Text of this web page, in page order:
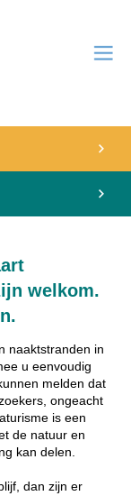
welkom.
naaktstranden in
u eenvoudig
melden dat
ongeacht
is een
de natuur en
kan delen.
dan zijn er